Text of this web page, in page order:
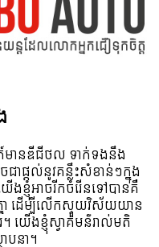
ត៍មានឌីជីថល ទាក់ទងនឹង
ផ្តល់នូវគន្លឹះសំខាន់ៗក្នុង
ងខ្ញុំអាចរីកចំរើនទៅបានគឺ
ា ដើម្បីលើកស្ទួយវិស័យយាន
។ យើងខ្ញុំស្វាគមន៌រាល់មតិ
បនា។